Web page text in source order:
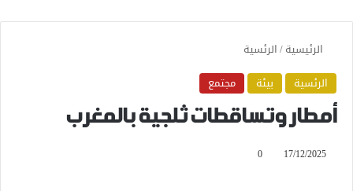
الرئيسية/الرئسية
الرئسية
بيئة مجتمع
أمطار وتساقطات ثلجية بالمغرب
17/12/2025
0